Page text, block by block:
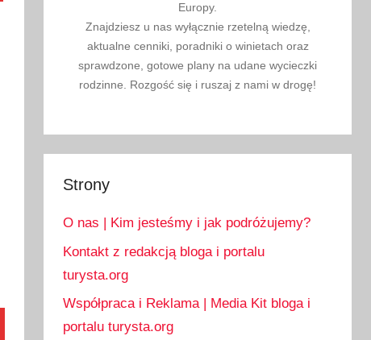
Europy.
Znajdziesz u nas wyłącznie rzetelną wiedzę,
aktualne cenniki, poradniki o winietach oraz
sprawdzone, gotowe plany na udane wycieczki
rodzinne. Rozgość się i ruszaj z nami w drogę!
Strony
O nas | Kim jesteśmy i jak podróżujemy?
Kontakt z redakcją bloga i portalu
turysta.org
Współpraca i Reklama | Media Kit bloga i
portalu turysta.org